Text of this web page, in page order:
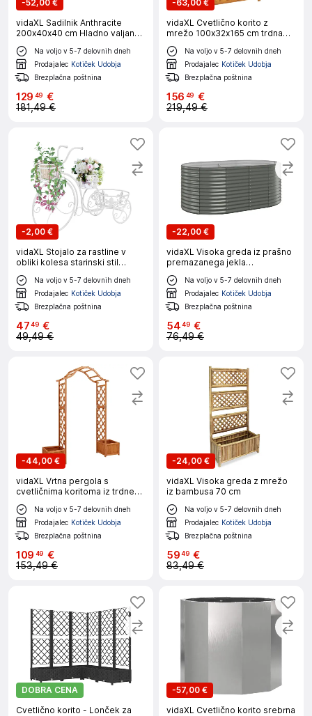
-52,00 €
vidaXL Sadilnik Anthracite
200x40x40 cm Hladno valjano
jeklo
Na voljo v 5-7 delovnih dneh
Prodajalec Kotiček Udobja
Brezplačna poštnina
129 49 €
181,49 €
-63,00 €
vidaXL Cvetlično korito z
mrežo 100x32x165 cm trdna
akacija
Na voljo v 5-7 delovnih dneh
Prodajalec Kotiček Udobja
Brezplačna poštnina
156 49 €
219,49 €
-2,00 €
vidaXL Stojalo za rastline v
obliki kolesa starinski stil
kovina
Na voljo v 5-7 delovnih dneh
Prodajalec Kotiček Udobja
Brezplačna poštnina
4749 €
49,49 €
-22,00 €
vidaXL Visoka greda iz prašno
premazanega jekla
175x100x68 cm siva
Na voljo v 5-7 delovnih dneh
Prodajalec Kotiček Udobja
Brezplačna poštnina
5449 €
76,49 €
-44,00 €
vidaXL Vrtna pergola s
cvetličnima koritoma iz trdnega
lesa jelke
Na voljo v 5-7 delovnih dneh
Prodajalec Kotiček Udobja
Brezplačna poštnina
109 49 €
153,49 €
-24,00 €
vidaXL Visoka greda z mrežo
iz bambusa 70 cm
Na voljo v 5-7 delovnih dneh
Prodajalec Kotiček Udobja
Brezplačna poštnina
5949 €
83,49 €
DOBRA CENA
Cvetlično korito - Lonček za
-57,00 €
vidaXL Cvetlično korito srebrna